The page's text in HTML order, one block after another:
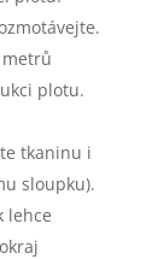
plotu.
tkaninu i
sloupku).
lehce